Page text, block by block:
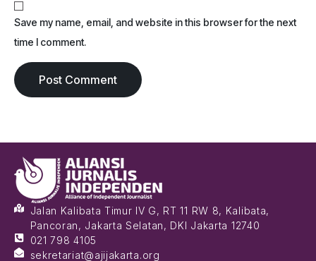
Save my name, email, and website in this browser for the next
time I comment.
Jalan Kalibata Timur IV G, RT 11 RW 8, Kalibata,
Pancoran, Jakarta Selatan, DKI Jakarta 12740
021 798 4105
sekretariat@ajijakarta.org